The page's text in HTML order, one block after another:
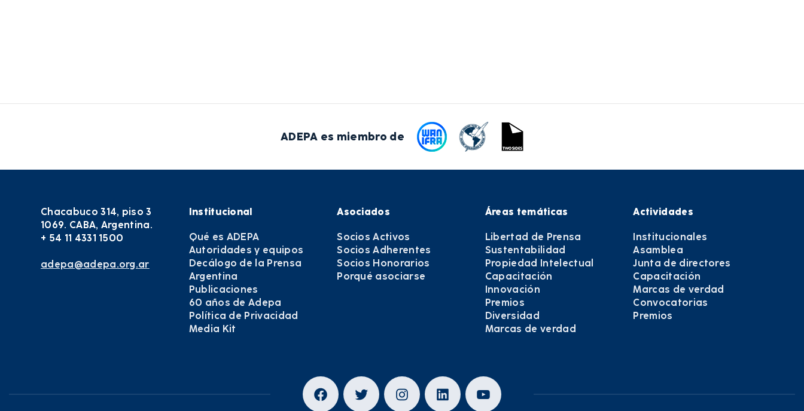
ADEPA es miembro de
Chacabuco 314, piso 3
1069. CABA, Argentina.
+ 54 11 4331 1500
adepa@adepa.org.ar
Institucional
Qué es ADEPA
Autoridades y equipos
Decálogo de la Prensa
Argentina
Publicaciones
60 años de Adepa
Política de Privacidad
Media Kit
Asociados
Socios Activos
Socios Adherentes
Socios Honorarios
Porqué asociarse
Áreas temáticas
Libertad de Prensa
Sustentabilidad
Propiedad Intelectual
Capacitación
Innovación
Premios
Diversidad
Marcas de verdad
Actividades
Institucionales
Asamblea
Junta de directores
Capacitación
Marcas de verdad
Convocatorias
Premios
Facebook
TwitterInstagram
LinkedInYouTube